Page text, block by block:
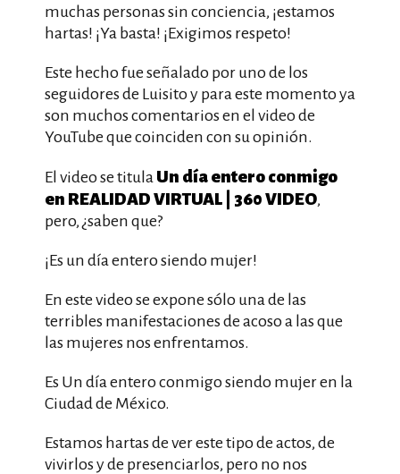
muchas personas sin conciencia, ¡estamos
hartas! ¡Ya basta! ¡Exigimos respeto!
Este hecho fue señalado por uno de los
seguidores de Luisito y para este momento ya
son muchos comentarios en el video de
YouTube que coinciden con su opinión.
El video se titula Un día entero conmigo
en REALIDAD VIRTUAL | 360 VIDEO,
pero, ¿saben que?
¡Es un día entero siendo mujer!
En este video se expone sólo una de las
terribles manifestaciones de acoso a las que
las mujeres nos enfrentamos.
Es Un día entero conmigo siendo mujer en la
Ciudad de México.
Estamos hartas de ver este tipo de actos, de
vivirlos y de presenciarlos, pero no nos